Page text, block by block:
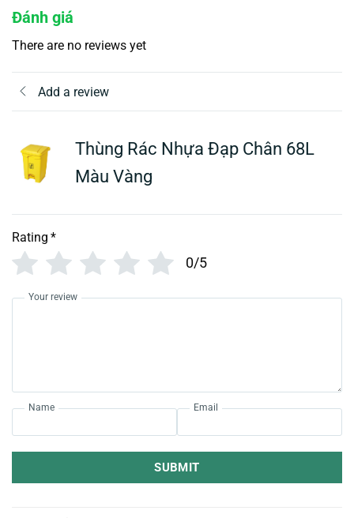
Đánh giá
There are no reviews yet
Add a review
Thùng Rác Nhựa Đạp Chân 68L
Màu Vàng
Rating *
0/5
Your review
Name Email
SUBMIT